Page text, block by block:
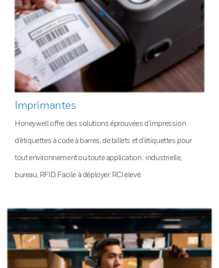
Imprimantes
Honeywell offre des solutions éprouvées d’impression
d’étiquettes à code à barres, de billets et d’étiquettes pour
tout environnement ou toute application : industrielle,
bureau, RFID. Facile à déployer. RCI élevé.